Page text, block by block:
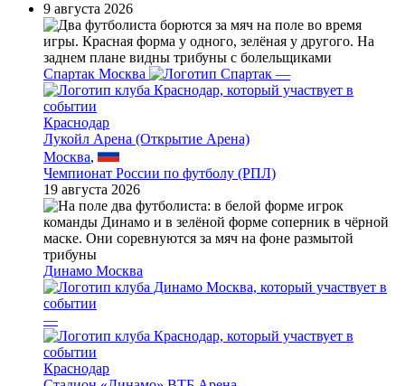
9 августа 2026
Спартак Москва —
Краснодар
Лукойл Арена (Открытие Арена)
Москва,
Чемпионат России по футболу (РПЛ)
19 августа 2026
Динамо Москва
—
Краснодар